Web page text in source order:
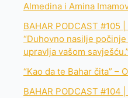
Almedina i Amina
BAHAR PODCAST #105
“Duhovno nasilje
upravlja vašom savješću.”
“Kao da te Bahar čita” –
BAHAR PODCAST #104